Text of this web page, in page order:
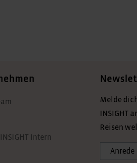
Intern
Melde
INSIGHT
Reisen
Anrede